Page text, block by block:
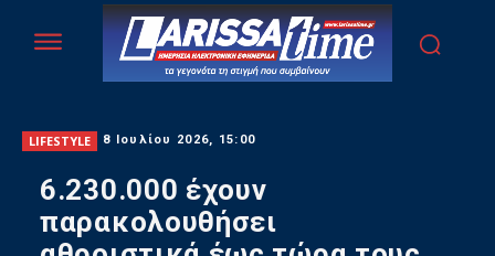
LIFESTYLE 8 Ιουλίου 2026, 15:00
6.230.000 έχουν
παρακολουθήσει